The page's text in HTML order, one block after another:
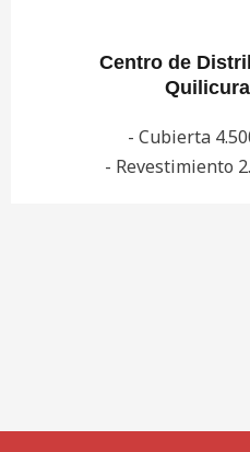
Centro de
Quilicura
- Cubierta
- Revestimiento